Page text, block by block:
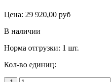
Цена: 29 920,00 руб
В наличии
Норма отгрузки: 1 шт.
Кол-во единиц: